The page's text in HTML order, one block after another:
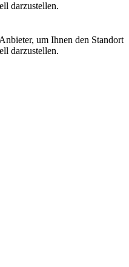
darzustellen.
um Ihnen den Standort
darzustellen.